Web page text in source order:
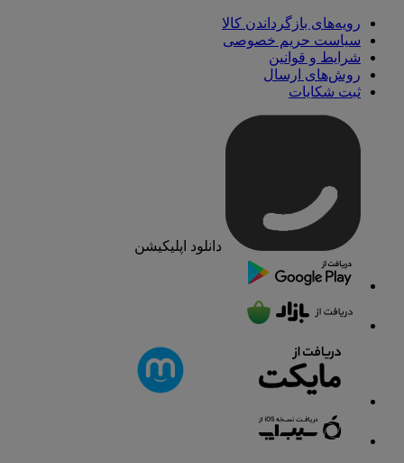
رویه‌های بازگرداندن کالا
سیاست حریم خصوصی
شرایط و قوانین
روش‌های ارسال
ثبت شکایات
دانلود اپلیکیشن